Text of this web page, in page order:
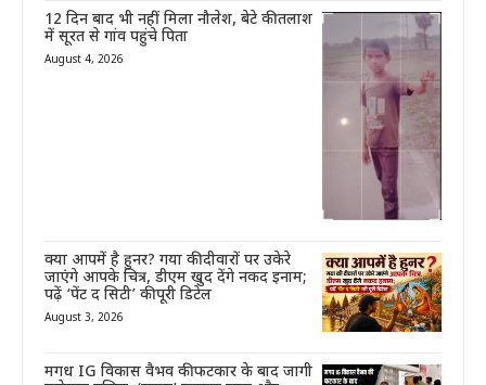
12 दिन बाद भी नहीं मिला नौलेश, बेटे की तलाश
में सूरत से गांव पहुंचे पिता
August 4, 2026
क्या आपमें है हुनर? गया की दीवारों पर उकेरे
जाएंगे आपके चित्र, डीएम खुद देंगे नकद इनाम;
पढ़ें ‘पेंट द सिटी’ की पूरी डिटेल
August 3, 2026
मगध IG विकास वैभव की फटकार के बाद जागी